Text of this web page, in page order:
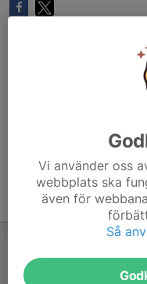
Vi använder oss
webbplats ska
även för
Så